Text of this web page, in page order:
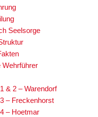
Seelsorge
Wehrführer
& 2 – Warendorf
– Freckenhorst
– Hoetmar